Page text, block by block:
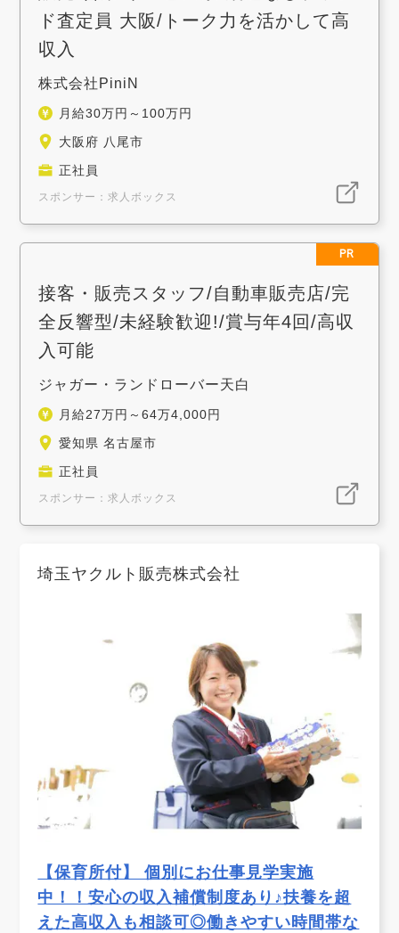
ド査定員 大阪/トーク力を活かして高
収入
株式会社PiniN
月給30万円～100万円
大阪府 八尾市
正社員
スポンサー：求人ボックス
PR
接客・販売スタッフ/自動車販売店/完
全反響型/未経験歓迎!/賞与年4回/高収
入可能
ジャガー・ランドローバー天白
月給27万円～64万4,000円
愛知県 名古屋市
正社員
スポンサー：求人ボックス
埼玉ヤクルト販売株式会社
【保育所付】 個別にお仕事見学実施
中！！安心の収入補償制度あり♪扶養を超
えた高収入も相談可◎働きやすい時間帯な